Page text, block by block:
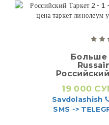
Больше
19 000
Savdolashish
SMS ->